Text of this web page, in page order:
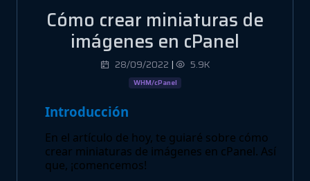
Cómo crear miniaturas de
imágenes en cPanel
28/09/2022 | 5.9K
WHM/cPanel
Introducción
En el artículo de hoy, te guiaré sobre cómo
crear miniaturas de imágenes en cPanel. Así
que, ¡comencemos!